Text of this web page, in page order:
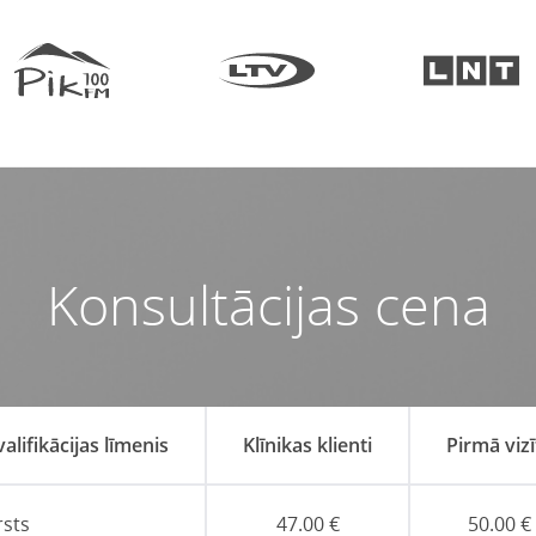
Konsultācijas cena
līmenis Klīnikas klienti Pirmā
47.00 € 50.00 €